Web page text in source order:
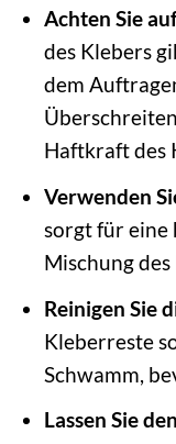
Achten Sie
des Klebers
dem
Haftkraft des
Verwenden
sorgt für eine
Mischung des
Reinigen Sie
Kleberreste
Schwamm,
Lassen Sie